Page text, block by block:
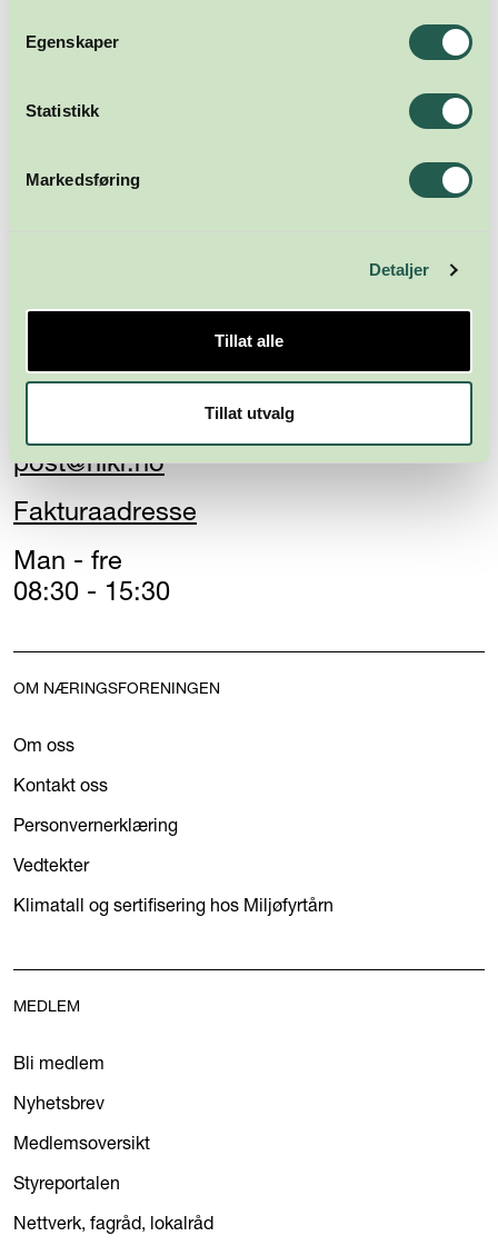
Egenskaper
Statistikk
Markedsføring
Detaljer
Tillat alle
Tillat utvalg
Abonner
Skippergata 23
4611 Kristiansand
post@nikr.no
Fakturaadresse
Man - fre
08:30 - 15:30
OM NÆRINGSFORENINGEN
Om oss
Kontakt oss
Personvernerklæring
Vedtekter
Klimatall og sertifisering hos Miljøfyrtårn
MEDLEM
Bli medlem
Nyhetsbrev
Medlemsoversikt
Styreportalen
Nettverk, fagråd, lokalråd